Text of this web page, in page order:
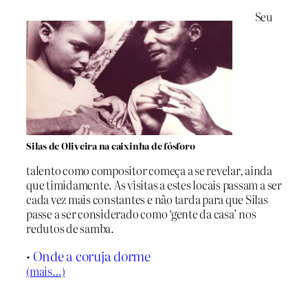
Silas de Oliveira na caixinha de fósforo
Seu
talento como compositor começa a se revelar, ainda
que timidamente. As visitas a estes locais passam a ser
cada vez mais constantes e não tarda para que Silas
passe a ser considerado como ‘gente da casa’ nos
redutos de samba.
• Onde a coruja dorme
(mais…)